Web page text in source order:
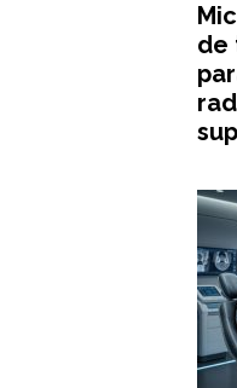
de